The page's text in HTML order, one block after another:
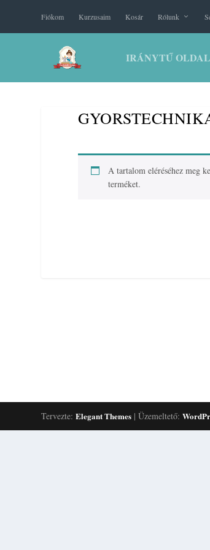
Fiókom Kurzusaim Kosár Rólunk
IRÁNYTŰ
A tartalom eléréséhez meg
terméket.
Tervezte:Elegant Themes | Üzemeltető: